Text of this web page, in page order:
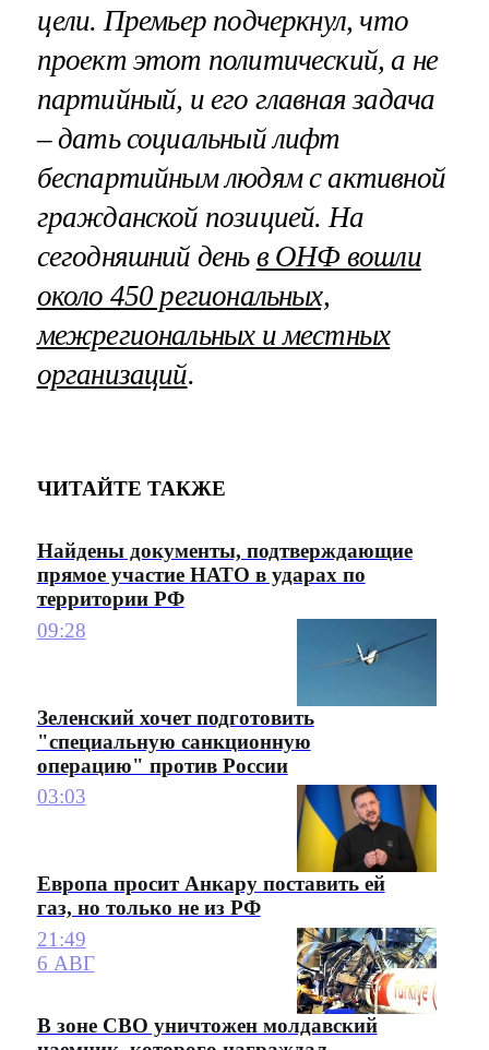
цели. Премьер подчеркнул, что
проект этот политический, а не
партийный, и его главная задача
– дать социальный лифт
беспартийным людям с активной
гражданской позицией. На
сегодняшний день в ОНФ вошли
около 450 региональных,
межрегиональных и местных
организаций.
ЧИТАЙТЕ ТАКЖЕ
Найдены документы, подтверждающие
прямое участие НАТО в ударах по
территории РФ
09:28
Зеленский хочет подготовить
"специальную санкционную
операцию" против России
03:03
Европа просит Анкару поставить ей
газ, но только не из РФ
21:49
6 АВГ
В зоне СВО уничтожен молдавский